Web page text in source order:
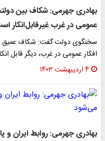
بهادری جهرمی: شکاف بین
عمومی در غرب غیرقابل‌انکار
سخنگوی دولت گفت: شکاف عمیق
افکار عمومی در غرب، دیگر قابل
۴ اردیبهشت ۱۴۰۳
بهادری جهرمی: روابط ایران